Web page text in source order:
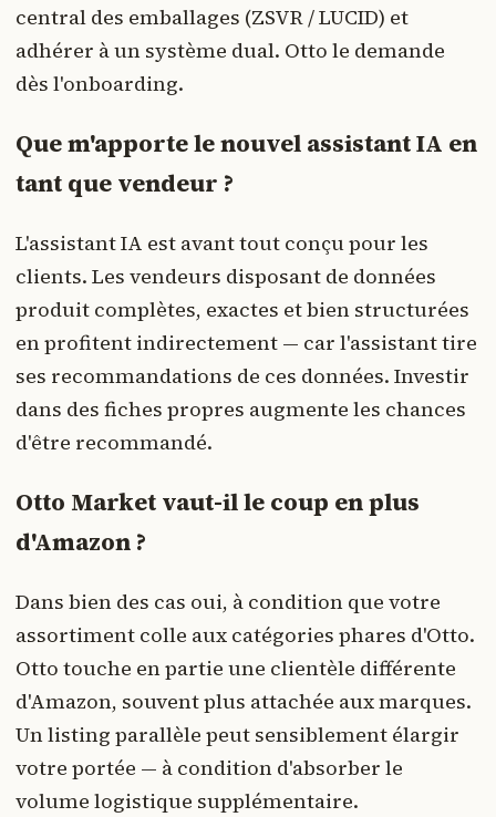
central des emballages (ZSVR / LUCID) et
adhérer à un système dual. Otto le demande
dès l'onboarding.
Que m'apporte le nouvel assistant IA en
tant que vendeur ?
L'assistant IA est avant tout conçu pour les
clients. Les vendeurs disposant de données
produit complètes, exactes et bien structurées
en profitent indirectement — car l'assistant tire
ses recommandations de ces données. Investir
dans des fiches propres augmente les chances
d'être recommandé.
Otto Market vaut-il le coup en plus
d'Amazon ?
Dans bien des cas oui, à condition que votre
assortiment colle aux catégories phares d'Otto.
Otto touche en partie une clientèle différente
d'Amazon, souvent plus attachée aux marques.
Un listing parallèle peut sensiblement élargir
votre portée — à condition d'absorber le
volume logistique supplémentaire.